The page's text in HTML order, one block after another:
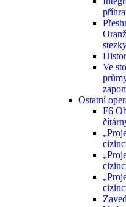
Ve
Ostatní
F6